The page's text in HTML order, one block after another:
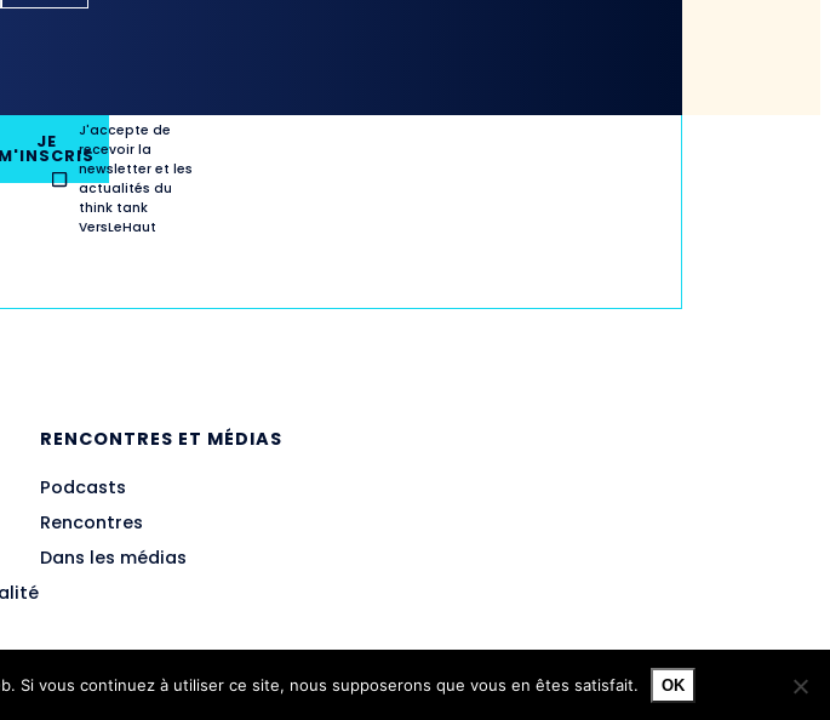
JE
M'INSCRIS
J'accepte de
recevoir la
newsletter et les
actualités du
think tank
VersLeHaut
RENCONTRES ET MÉDIAS
Podcasts
Rencontres
Dans les médias
Si vous continuez à utiliser ce site, nous supposerons que vous en êtes satisfait. OK